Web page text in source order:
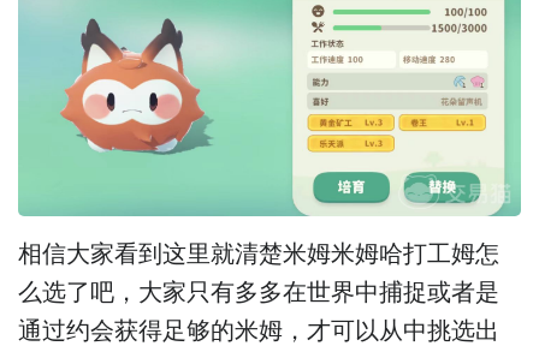
相信大家看到这里就清楚米姆米姆哈打工姆怎
么选了吧，大家只有多多在世界中捕捉或者是
通过约会获得足够的米姆，才可以从中挑选出